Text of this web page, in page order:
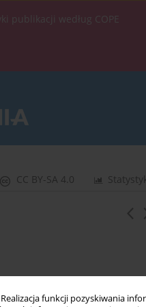
funkcji pozyskiwania
publikacji według COPE
CC BY-SA 4.0